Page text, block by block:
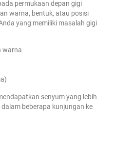
permukaan depan gigi
warna, bentuk, atau posisi
yang memiliki masalah gigi
warna
senyum yang lebih
beberapa kunjungan ke